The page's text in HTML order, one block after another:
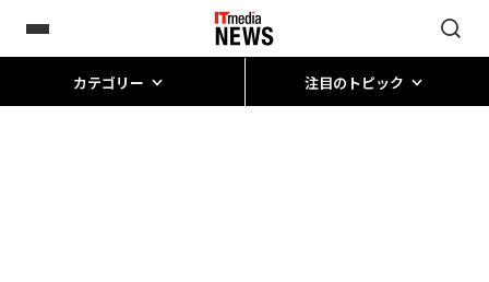
カテゴリー 注目のトピック